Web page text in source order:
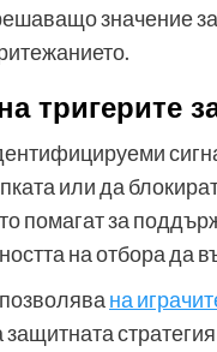
значение
тригерите
или да
помагат за
на отбора да
на